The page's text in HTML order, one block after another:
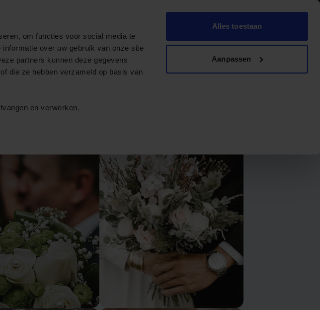
om functies voor social media te
over uw gebruik van onze site
partners kunnen deze gegevens
die ze hebben verzameld op basis van
en verwerken.
Alles toestaan
Aanpassen
Boot huren Arrangementen